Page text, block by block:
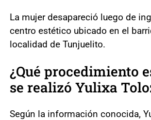
La mujer desapareció luego de
centro estético ubicado en el
localidad de Tunjuelito.
¿Qué procedimiento
se realizó Yulixa
Según la información conocida,